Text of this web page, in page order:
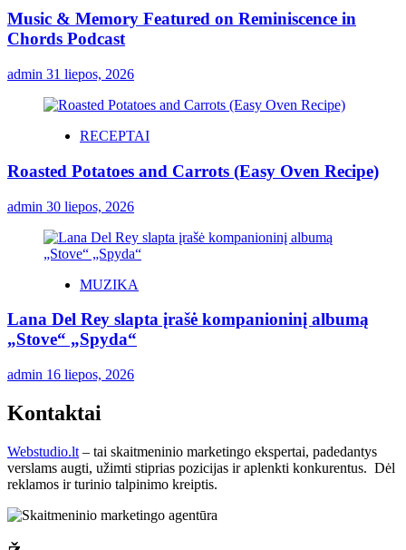
Music & Memory Featured on Reminiscence in
Chords Podcast
admin 31 liepos, 2026
RECEPTAI
Roasted Potatoes and Carrots (Easy Oven Recipe)
admin 30 liepos, 2026
MUZIKA
Lana Del Rey slapta įrašė kompanioninį albumą
„Stove“ „Spyda“
admin 16 liepos, 2026
Kontaktai
Webstudio.lt – tai skaitmeninio marketingo ekspertai, padedantys
verslams augti, užimti stiprias pozicijas ir aplenkti konkurentus. Dėl
reklamos ir turinio talpinimo kreiptis.